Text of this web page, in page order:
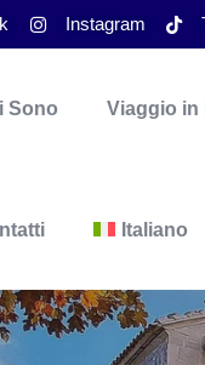
Instagram
Sono Viaggio in
Italiano